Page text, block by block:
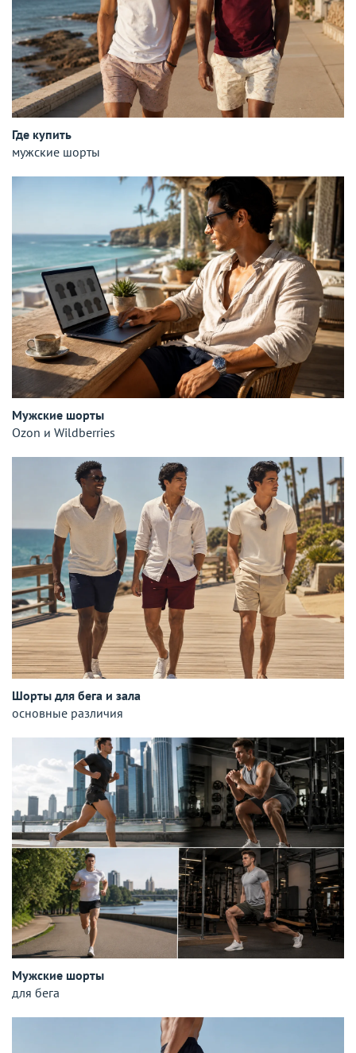
Где купить
мужские шорты
Мужские шорты
Ozon и Wildberries
Шорты для бега и зала
основные различия
Мужские шорты
для бега